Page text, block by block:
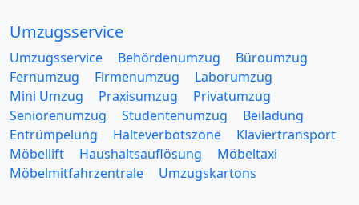
Umzugsservice
Umzugsservice Behördenumzug
Büroumzug
Fernumzug
Firmenumzug
Laborumzug
Mini Umzug
Praxisumzug
Privatumzug
Seniorenumzug
Studentenumzug
Beiladung
Entrümpelung
Halteverbotszone
Klaviertransport
Möbellift
Haushaltsauflösung
Möbeltaxi
Möbelmitfahrzentrale
Umzugskartons